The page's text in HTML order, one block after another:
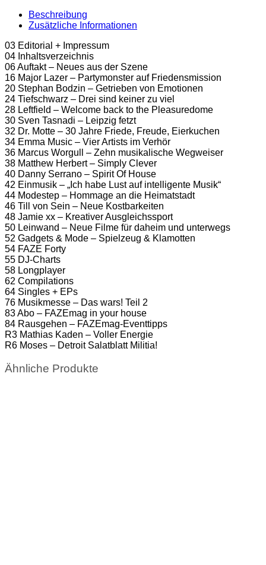
Beschreibung
Zusätzliche Informationen
03 Editorial + Impressum
04 Inhaltsverzeichnis
06 Auftakt – Neues aus der Szene
16 Major Lazer – Partymonster auf Friedensmission
20 Stephan Bodzin – Getrieben von Emotionen
24 Tiefschwarz – Drei sind keiner zu viel
28 Leftfield – Welcome back to the Pleasuredome
30 Sven Tasnadi – Leipzig fetzt
32 Dr. Motte – 30 Jahre Friede, Freude, Eierkuchen
34 Emma Music – Vier Artists im Verhör
36 Marcus Worgull – Zehn musikalische Wegweiser
38 Matthew Herbert – Simply Clever
40 Danny Serrano – Spirit Of House
42 Einmusik – „Ich habe Lust auf intelligente Musik“
44 Modestep – Hommage an die Heimatstadt
46 Till von Sein – Neue Kostbarkeiten
48 Jamie xx – Kreativer Ausgleichssport
50 Leinwand – Neue Filme für daheim und unterwegs
52 Gadgets & Mode – Spielzeug & Klamotten
54 FAZE Forty
55 DJ-Charts
58 Longplayer
62 Compilations
64 Singles + EPs
76 Musikmesse – Das wars! Teil 2
83 Abo – FAZEmag in your house
84 Rausgehen – FAZEmag-Eventtipps
R3 Mathias Kaden – Voller Energie
R6 Moses – Detroit Salatblatt Militia!
Ähnliche Produkte